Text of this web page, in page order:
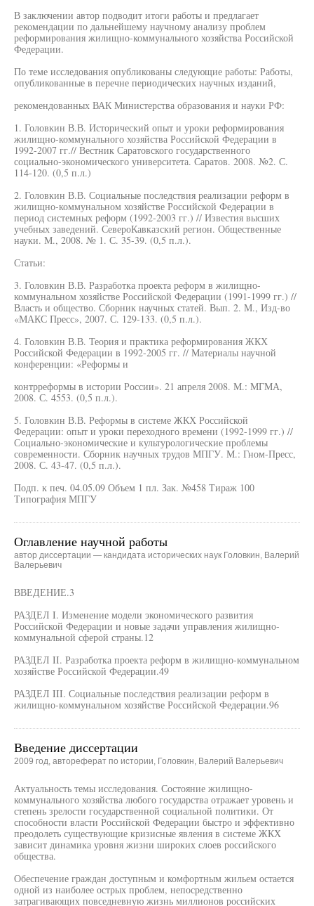
В заключении автор подводит итоги работы и предлагает
рекомендации по дальнейшему научному анализу проблем
реформирования жилищно-коммунального хозяйства Российской
Федерации.
По теме исследования опубликованы следующие работы: Работы,
опубликованные в перечне периодических научных изданий,
рекомендованных ВАК Министерства образования и науки РФ:
1. Головкин В.В. Исторический опыт и уроки реформирования
жилищно-коммунального хозяйства Российской Федерации в
1992-2007 гг.// Вестник Саратовского государственного
социально-экономического университета. Саратов. 2008. №2. С.
114-120. (0,5 п.л.)
2. Головкин В.В. Социальные последствия реализации реформ в
жилищно-коммунальном хозяйстве Российской Федерации в
период системных реформ (1992-2003 гг.) // Известия высших
учебных заведений. СевероКавказский регион. Общественные
науки. М., 2008. № 1. С. 35-39. (0,5 п.л.).
Статьи:
3. Головкин В.В. Разработка проекта реформ в жилищно-
коммунальном хозяйстве Российской Федерации (1991-1999 гг.) //
Власть и общество. Сборник научных статей. Вып. 2. М., Изд-во
«МАКС Пресс», 2007. С. 129-133. (0,5 п.л.).
4. Головкин В.В. Теория и практика реформирования ЖКХ
Российской Федерации в 1992-2005 гг. // Материалы научной
конференции: «Реформы и
контрреформы в истории России». 21 апреля 2008. М.: МГМА,
2008. С. 4553. (0,5 п.л.).
5. Головкин В.В. Реформы в системе ЖКХ Российской
Федерации: опыт и уроки переходного времени (1992-1999 гг.) //
Социально-экономические и культурологические проблемы
современности. Сборник научных трудов МПГУ. М.: Гном-Пресс,
2008. С. 43-47. (0,5 п.л.).
Подп. к печ. 04.05.09 Объем 1 пл. Зак. №458 Тираж 100
Типография МПГУ
Оглавление научной работы
автор диссертации — кандидата исторических наук Головкин, Валерий
Валерьевич
ВВЕДЕНИЕ.3
РАЗДЕЛ I. Изменение модели экономического развития
Российской Федерации и новые задачи управления жилищно-
коммунальной сферой страны.12
РАЗДЕЛ II. Разработка проекта реформ в жилищно-коммунальном
хозяйстве Российской Федерации.49
РАЗДЕЛ III. Социальные последствия реализации реформ в
жилищно-коммунальном хозяйстве Российской Федерации.96
Введение диссертации
2009 год, автореферат по истории, Головкин, Валерий Валерьевич
Актуальность темы исследования. Состояние жилищно-
коммунального хозяйства любого государства отражает уровень и
степень зрелости государственной социальной политики. От
способности власти Российской Федерации быстро и эффективно
преодолеть существующие кризисные явления в системе ЖКХ
зависит динамика уровня жизни широких слоев российского
общества.
Обеспечение граждан доступным и комфортным жильем остается
одной из наиболее острых проблем, непосредственно
затрагивающих повседневную жизнь миллионов российских